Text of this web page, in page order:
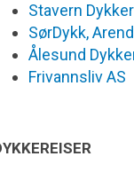
Stavern
SørDykk,
Ålesund
Frivannsliv AS